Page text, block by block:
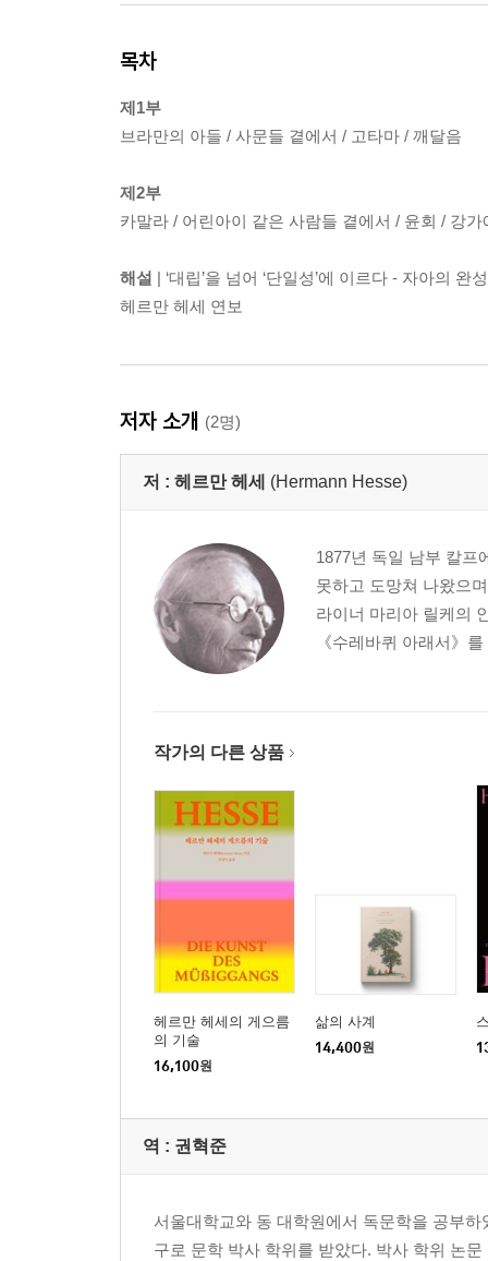
목차
제1부
브라만의 아들 / 사문들 곁에서 / 고타마 / 깨달음
제2부
카말라 / 어린아이 같은 사람들 곁에서 / 윤회 / 강
해설 | ‘대립’을 넘어 ‘단일성’에 이르다 - 자아의 완
헤르만 헤세 연보
저자 소개 (2명)
저 : 헤르만 헤세 (Hermann Hesse)
1877년 독일 남부 칼프
못하고 도망쳐 나왔으
라이너 마리아 릴케의
《수레바퀴 아래서》
작가의 다른 상품
헤르만 헤세의 게으름
의 기술
16,100원
삶의 사계
14,400원
역 : 권혁준
서울대학교와 동 대학원에서 독문학을 공부
구로 문학 박사 학위를 받았다. 박사 학위 논